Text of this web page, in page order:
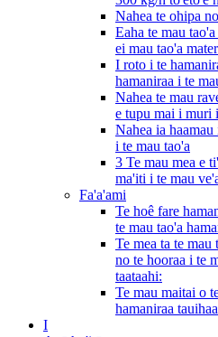
Nahea te ohipa
Eaha te mau
ei mau tao'a
I roto i te
hamaniraa i te
Nahea te mau
e tupu mai i muri
Nahea ia
i te mau tao'a
3 Te mau mea e
ma'iti i te mau
Fa'a'ami
Te hoê fare
te mau tao'a
Te mea ta te mau
no te hooraa i te
taataahi:
Te mau maitai o
hamaniraa tauihaa
I